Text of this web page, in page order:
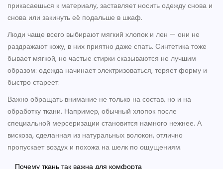
прикасаешься к материалу, заставляет носить одежду снова и
снова или закинуть её подальше в шкаф.
Люди чаще всего выбирают мягкий хлопок и лен — они не
раздражают кожу, в них приятно даже спать. Синтетика тоже
бывает мягкой, но частые стирки сказываются не лучшим
образом: одежда начинает электризоваться, теряет форму и
быстро стареет.
Важно обращать внимание не только на состав, но и на
обработку ткани. Например, обычный хлопок после
специальной мерсеризации становится намного нежнее. А
вискоза, сделанная из натуральных волокон, отлично
пропускает воздух и похожа на шелк по ощущениям.
Почему ткань так важна для комфорта